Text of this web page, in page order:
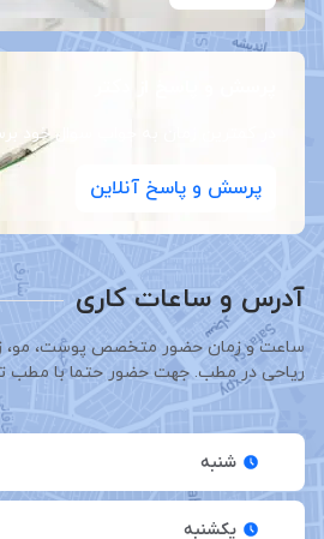
در کمترین زمان به جواب سوال خود
پرسش و پاسخ آنلاین
آدرس و ساعات کاری
ساعت و زمان حضور متخصص پوست، مو،
ریاحی در مطب. جهت حضور حتما با مطب
شنبه
یکشنبه